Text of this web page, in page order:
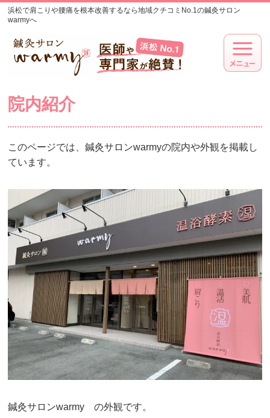
浜松で肩こりや腰痛を根本改善するなら地域クチコミNo.1の鍼灸サロン
warmyへ
院内紹介
このページでは、鍼灸サロンwarmyの院内や外観を掲載し
ています。
鍼灸サロンwarmy の外観です。